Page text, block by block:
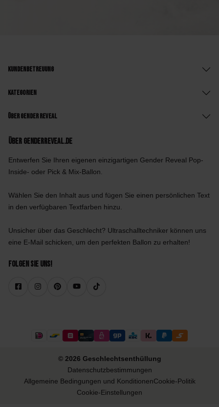
Kundenbetreuung
Kategorien
Über Gender Reveal
Über GenderReveal.de
Entwerfen Sie Ihren eigenen einzigartigen Gender Reveal Pop-
Inside- oder Pick & Mix-Ballon.
Wählen Sie den Inhalt aus und fügen Sie einen persönlichen Text
in den verfügbaren Textfarben hinzu.
Unsicher über das Geschlecht? Ultraschalltechniker können uns
eine E-Mail schicken, um den perfekten Ballon zu erhalten!
Folgen Sie uns!
© 2026 Geschlechtsenthüllung
Datenschutzbestimmungen
Allgemeine Bedingungen und KonditionenCookie-Politik
Cookie-Einstellungen